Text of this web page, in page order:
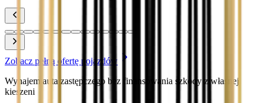
Zobacz pełną ofertę pojazdów
Wynajem auta zastępczego bez finansowania szkody z własnej
kieszeni